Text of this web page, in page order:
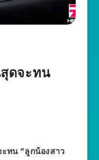
ดจะทน
ทน ”ลูกน้องสาว